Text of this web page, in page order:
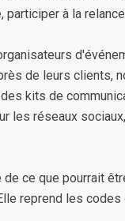
participer à la
de leurs clients,
kits de
les réseaux
ce que pourrait
reprend les